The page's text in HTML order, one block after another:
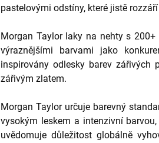
pastelovými odstíny, které jistě
Morgan Taylor laky na nehty s
výraznějšími barvami jako
inspirovány odlesky barev zářivých
zářivým zlatem.
Morgan Taylor určuje barevný
vysokým leskem a intenzivní
uvědomuje důležitost globálně